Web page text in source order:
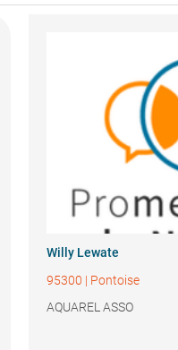
Willy Lewate
95300 | Pontoise
AQUAREL ASSO